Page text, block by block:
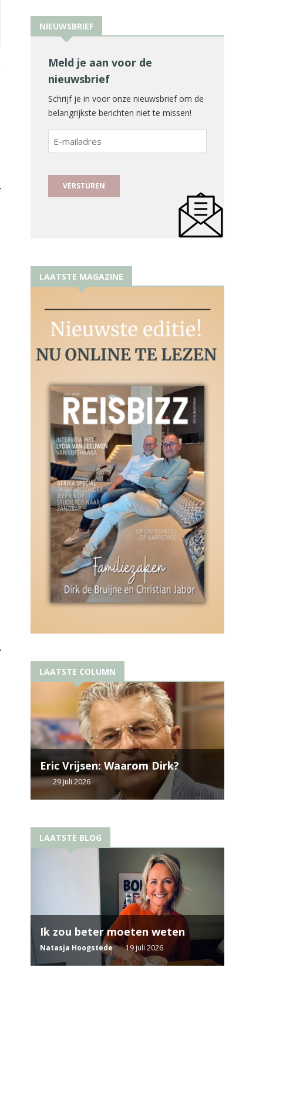
NIEUWSBRIEF
Meld je aan voor de
nieuwsbrief
Schrijf je in voor onze nieuwsbrief om de
belangrijkste berichten niet te missen!
E-
mailadres
LAATSTE MAGAZINE
LAATSTE COLUMN
Eric Vrijsen: Waarom Dirk?
29 juli 2026
LAATSTE BLOG
Ik zou beter moeten weten
Natasja Hoogstede 19 juli 2026